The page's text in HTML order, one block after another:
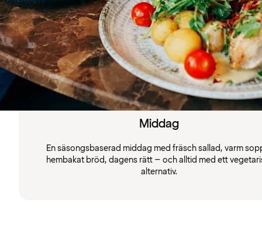
Middag
En säsongsbaserad middag med fräsch sallad, varm
hembakat bröd, dagens rätt – och alltid med ett
alternativ.